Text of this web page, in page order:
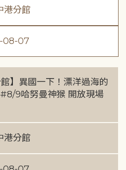
港分館
08-07
館】異國一下！漂洋過海的
9哈努曼神猴 開放現場
港分館